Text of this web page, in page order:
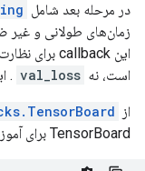
در مرحله بعد شامل
زمان‌های طولانی و
این callback برای نظارت بر
است، نه val_loss
.
از
TensorBoard برای آموزش استفاده کنید.